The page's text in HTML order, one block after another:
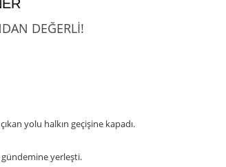
DEĞERLİ!
yolu halkın geçişine kapadı.
gündemine yerleşti.